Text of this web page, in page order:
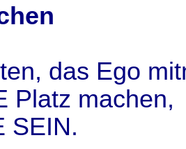
das Ego
Platz machen,
SEIN.